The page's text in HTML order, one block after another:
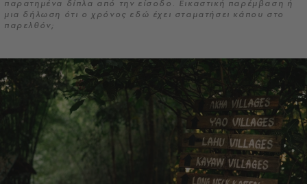
παρατημένα δίπλα από την είσοδο. Εικαστική παρέμβαση ή
μια δήλωση ότι ο χρόνος εδώ έχει σταματήσει κάπου στο
παρελθόν;